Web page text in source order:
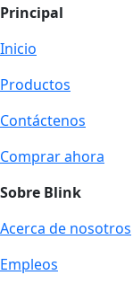
Principal
Inicio
Productos
Contáctenos
Comprar ahora
Sobre Blink
Acerca de nosotros
Empleos